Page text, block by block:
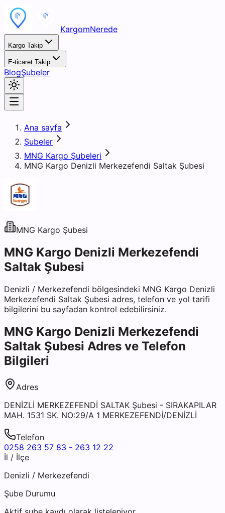
KargomNerede
Kargo Takip
E-ticaret Takip
BlogŞubeler
Ana sayfa
Şubeler
MNG Kargo Şubeleri
MNG Kargo Denizli Merkezefendi Saltak Şubesi
MNG Kargo Şubesi
MNG Kargo Denizli Merkezefendi
Saltak Şubesi
Denizli / Merkezefendi bölgesindeki MNG Kargo Denizli
Merkezefendi Saltak Şubesi adres, telefon ve yol tarifi
bilgilerini bu sayfadan kontrol edebilirsiniz.
MNG Kargo Denizli Merkezefendi
Saltak Şubesi Adres ve Telefon
Bilgileri
Adres
DENİZLİ MERKEZEFENDİ SALTAK Şubesi - SIRAKAPILAR
MAH. 1531 SK. NO:29/A 1 MERKEZEFENDİ/DENİZLİ
Telefon
0258 263 57 83 - 263 12 22
İl / İlçe
Denizli / Merkezefendi
Şube Durumu